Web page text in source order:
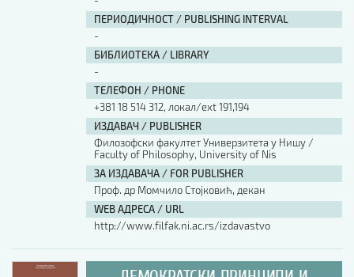
АУТОР / AUTHOR
ПЕРИОДИЧНОСТ / PUBLISHING INTERVAL
-
БИБЛИОТЕКА / LIBRARY
-
ТЕЛЕФОН / PHONE
+381 18 514 312, локал/ext 191,194
ИЗДАВАЧ / PUBLISHER
Филозофски факултет Универзитета у Нишу /
Faculty of Philosophy, University of Nis
ЗА ИЗДАВАЧА / FOR PUBLISHER
Проф. др Момчило Стојковић, декан
WEB АДРЕСА / URL
http://www.filfak.ni.ac.rs/izdavastvo